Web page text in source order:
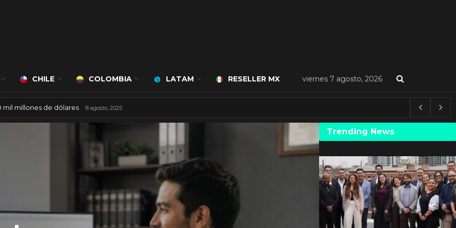
CHILE COLOMBIA LATAM RESELLER MX viernes 7 agosto, 2026
mil millones de dólares 8 agosto, 2025
Trending News